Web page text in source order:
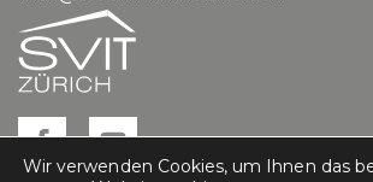
T 052 383 19 19
mail@stoehr-immobilien.ch
Wir verwenden Cookies, um Ihnen das